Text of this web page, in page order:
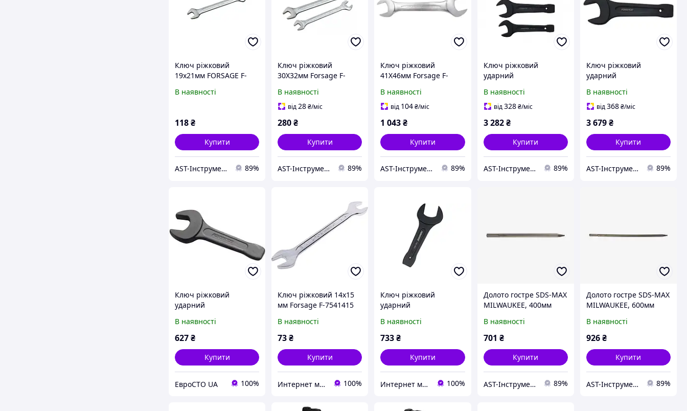
Ключ ріжковий
19х21мм FORSAGE F-
В наявності
118₴
Купити
AST-Інструмент 89%
Ключ ріжковий
30X32мм Forsage F-
В наявності
від28₴/міс
280₴
Купити
AST-Інструмент 89%
Ключ ріжковий
41X46мм Forsage F-
В наявності
від 104₴/міс
1 043₴
Купити
AST-Інструмент 89%
Ключ ріжковий
ударний
(L-460мм) Forsage F-
791110
В наявності
від328 ₴/міс
3 282 ₴
Купити
AST-Інструмент 89%
Ключ ріжковий
ударний
(L-460мм) Forsage F-
791115
В наявності
від368₴/міс
3 679₴
Купити
AST-Інструмент 89%
Ключ ріжковий
ударний
(L-250 мм) Forsage F-
79146
В наявності
627₴
Купити
ЕвроСТО UA 100%
Ключ ріжковий 14x15
мм Forsage F-7541415
В наявності
73₴
Купити
Интернет магазин "3 щітки" 100%
Ключ ріжковий
ударний
(L-270 мм) Forsage F-
79150
В наявності
733₴
Купити
Интернет магазин "3 щітки" 100%
Долото гостре SDS-MAX
MILWAUKEE, 400мм
В наявності
701 ₴
Купити
AST-Інструмент 89%
Долото гостре SDS-MAX
MILWAUKEE, 600мм
В наявності
926₴
Купити
AST-Інструмент 89%